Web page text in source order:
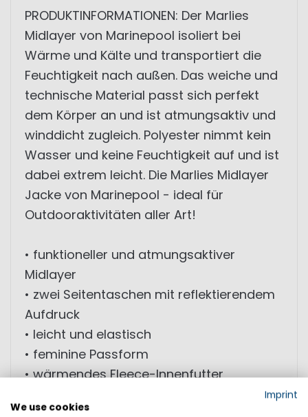
PRODUKTINFORMATIONEN: Der Marlies
Midlayer von Marinepool isoliert bei
Wärme und Kälte und transportiert die
Feuchtigkeit nach außen. Das weiche und
technische Material passt sich perfekt
dem Körper an und ist atmungsaktiv und
winddicht zugleich. Polyester nimmt kein
Wasser und keine Feuchtigkeit auf und ist
dabei extrem leicht. Die Marlies Midlayer
Jacke von Marinepool - ideal für
Outdooraktivitäten aller Art!
• funktioneller und atmungsaktiver
Midlayer
• zwei Seitentaschen mit reflektierendem
Aufdruck
• leicht und elastisch
• feminine Passform
• wärmendes Fleece-Innenfutter
Imprint
We use cookies